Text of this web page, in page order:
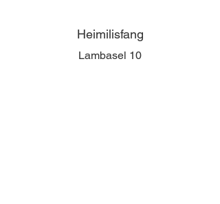
Heimilisfang
Lambasel 10